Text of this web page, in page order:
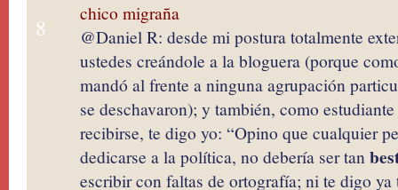
8
chico migraña
@Daniel R: desde mi postura totalmente
ustedes creándole a la bloguera (porque
mandó al frente a ninguna agrupación
se deschavaron); y también, como
recibirse, te digo yo: “Opino que cualquier
dedicarse a la política, no debería ser tan
escribir con faltas de ortografía; ni te digo